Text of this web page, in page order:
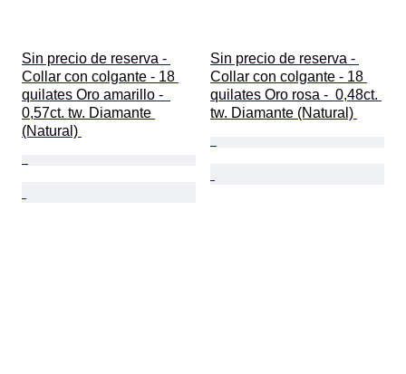
Sin precio de reserva -
Collar con colgante - 18
quilates Oro amarillo -
0,57ct. tw. Diamante
(Natural)
Sin precio de reserva -
Collar con colgante - 18
quilates Oro rosa -  0,48ct.
tw. Diamante (Natural)